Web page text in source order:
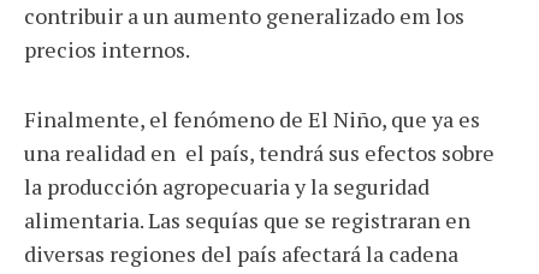
contribuir a un aumento generalizado em los
precios internos.
Finalmente, el fenómeno de El Niño, que ya es
una realidad en el país, tendrá sus efectos sobre
la producción agropecuaria y la seguridad
alimentaria. Las sequías que se registraran en
diversas regiones del país afectará la cadena